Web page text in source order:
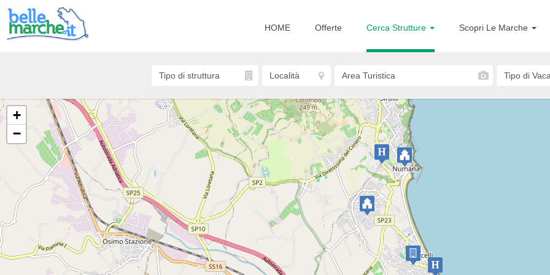
HOME Offerte Cerca Strutture Scopri Le Marche
Numana
Hotel K2
HOTEL
+
−